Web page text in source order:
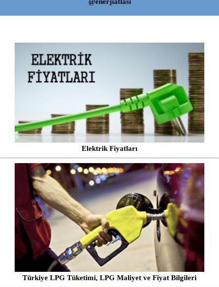
Elektrik Fiyatları
Türkiye LPG Tüketimi, LPG Maliyet ve Fiyat Bilgileri